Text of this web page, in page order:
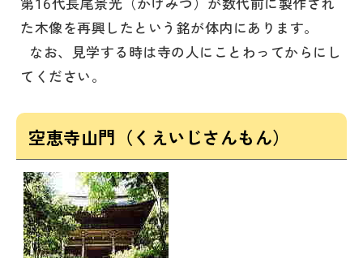
た木像を再興したという銘が体内にあります。
なお、見学する時は寺の人にことわってからにし
てください。
空恵寺山門（くえいじさんもん）